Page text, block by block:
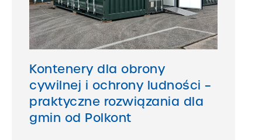
Kontenery dla obrony
cywilnej i ochrony ludności –
praktyczne rozwiązania dla
gmin od Polkont